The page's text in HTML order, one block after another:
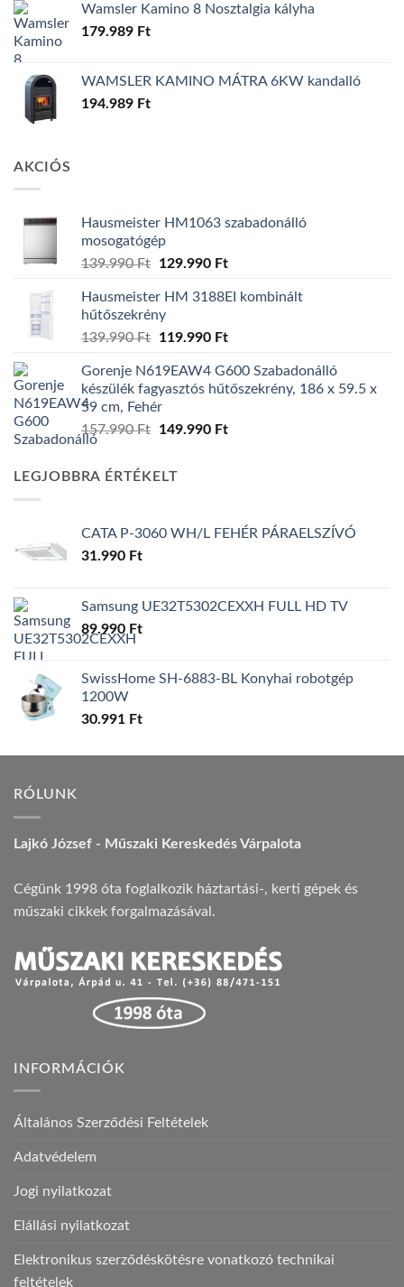
Wamsler Kamino 8 Nosztalgia kályha
179.989 Ft
WAMSLER KAMINO MÁTRA 6KW kandalló
194.989 Ft
AKCIÓS
Hausmeister HM1063 szabadonálló
mosogatógép
139.990Ft
Original
was:
139.990 Ft.
129.990 FtCurrent
is:
Hausmeister HM 3188EI kombinált
hűtőszekrény
139.990Ft
Original
was:
139.990 Ft.
119.990 FtCurrent
is:
119.990 Ft.
Gorenje N619EAW4 G600 Szabadonálló
készülék fagyasztós hűtőszekrény, 186 x 59.5 x
59 cm, Fehér
157.990Ft
Original
157.990 Ft.
149.990 FtCurrent
LEGJOBBRA ÉRTÉKELT
CATA P-3060 WH/L FEHÉR PÁRAELSZÍVÓ
31.990 Ft
Samsung UE32T5302CEXXH FULL HD TV
89.990 Ft
SwissHome SH-6883-BL Konyhai robotgép
1200W
30.991 Ft
RÓLUNK
Lajkó József - Műszaki Kereskedés Várpalota
Cégünk 1998 óta foglalkozik háztartási-, kerti gépek és
műszaki cikkek forgalmazásával.
INFORMÁCIÓK
Általános Szerződési Feltételek
Adatvédelem
Jogi nyilatkozat
Elállási nyilatkozat
Elektronikus szerződéskötésre vonatkozó technikai
feltételek